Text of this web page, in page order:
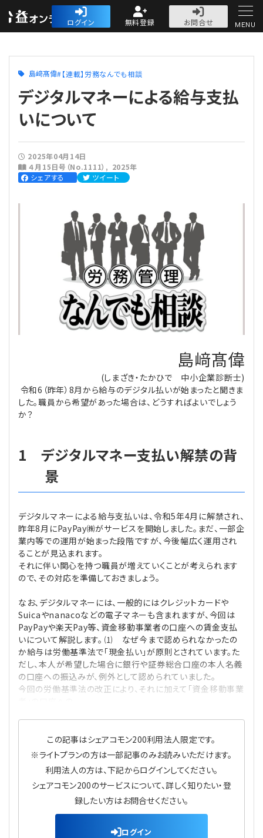
公益・一般法人オ
ログイン 無料登録
お問合せ
人気記事
法人運営
評議員会・社員総会
定款関連
法改正-法人運営
会計・税務
定期提出書類
インボイス
電子帳簿保存法
利益相反取引
法改正-法務
IT
論壇
カレンダー
【連載】オピニオンリーダーのnote
【連載】公益法人運営実務の処方箋
【連載】公益法人会計検定試験一問一答
【連載】公益法人のための「新公益信託」活用戦略
【連載】これからの時代の資産運用
【連載】採用・定着・育成のための人事戦略
【連載】シェアコモン200インタビュー
【連載】実務と税務のポイント
【連載】事務局だよりPLUS
【連載】テーマで紐解く逆引きガイドライン
【連載】悩みと向き合う経営学
【連載】非営利法人AtoZei
【連載】労務管理の歩き方
【連載】AI活用のすすめ
【連載】IT実務一問一答
公益・一般法人オンラインとは
専門誌一覧
プライバシーポリシー
MENU
島﨑髙偉 【連載】労務なんでも相談
デジタルマネーによる給与支払
いについて
2025年04月14日
４月15日号（No.1111）
2025年
シェアする
ツイート
島﨑髙偉
(しまざき・たかひで 中小企業診断士)
令和6（昨年）8月から給与のデジタル払いが始まったと聞きま
した。職員から希望があった場合は、どうすればよいでしょう
か？
1 デジタルマネー支払い解禁の背
景
デジタルマネーによる給与支払いは、令和5年4月に解禁され、
昨年8月にPayPay㈱がサービスを開始しました。まだ、一部企
業内等での運用が始まった段階ですが、今後幅広く運用され
ることが見込まれます。
それに伴い関心を持つ職員が増えていくことが考えられます
ので、その対応を準備しておきましょう。
なお、デジタルマネーには、一般的にはクレジットカードや
Suicaやnanacoなどの電子マネーも含まれますが、今回は
PayPayや楽天Pay等、資金移動事業者の口座への賃金支払
いについて解説します。 ⑴ なぜ今まで認められなかったの
か給与は労働基準法で「現金払い」が原則とされています。た
だし、本人が希望した場合に銀行や証券総合口座の本人名義
の口座への振込みが、例外として認められていました。
今回の労働基準法の改正により、それに加えて「資金移動事業
この記事はシェアコモン200利用法人限定です。
※ライトプランの方は一部記事のみお読みいただけます。
利用法人の方は、下記からログインしてください。
シェアコモン200のサービスについて、詳しく知りたい・登
録したい方はお問合せください。
ログイン